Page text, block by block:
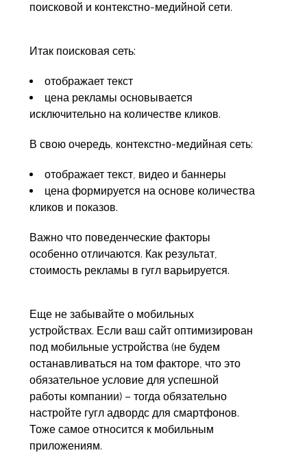
поисковой и контекстно-медийной сети.
Итак поисковая сеть:
отображает текст
цена рекламы основывается
исключительно на количестве кликов.
В свою очередь, контекстно-медийная сеть:
отображает текст, видео и баннеры
цена формируется на основе количества
кликов и показов.
Важно что поведенческие факторы
особенно отличаются. Как результат,
стоимость рекламы в гугл варьируется.
Еще не забывайте о мобильных
устройствах. Если ваш сайт оптимизирован
под мобильные устройства (не будем
останавливаться на том факторе, что это
обязательное условие для успешной
работы компании) – тогда обязательно
настройте гугл адвордс для смартфонов.
Тоже самое относится к мобильным
приложениям.